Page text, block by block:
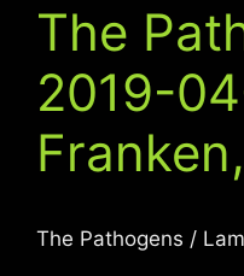
The
2019-
The Pathogens /